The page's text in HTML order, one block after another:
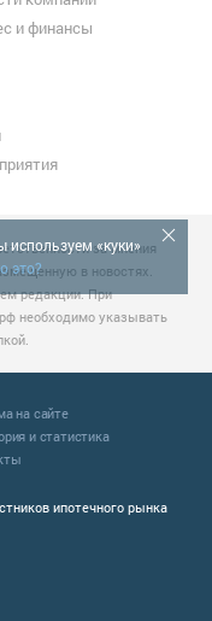
используем «куки»
это?
и финансы
за мнения
в новостях.
редакции. При
необходимо указывать
ипотечного рынка
на сайте
и статистика